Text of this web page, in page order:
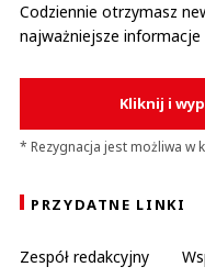
Codziennie otrzymasz
najważniejsze informacje
Kliknij i
* Rezygnacja jest możliwa w
PRZYDATNE LINKI
Zespół redakcyjny